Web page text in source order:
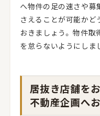
へ物件の足の速さや募
さえることが可能か
おきましょう。物件
を怠らないようにしま
居抜き店舗を
不動産企画へ